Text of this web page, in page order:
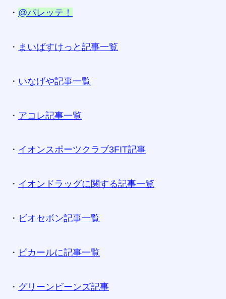
・ @パレッテ！
・ まいばすけっと記事一覧
・ いなげや記事一覧
・ アコレ記事一覧
・ イオンスポーツクラブ3FIT記事
・ イオンドラッグに関する記事一覧
・ ビオセボン記事一覧
・ ピカールに記事一覧
・ グリーンビーンズ記事